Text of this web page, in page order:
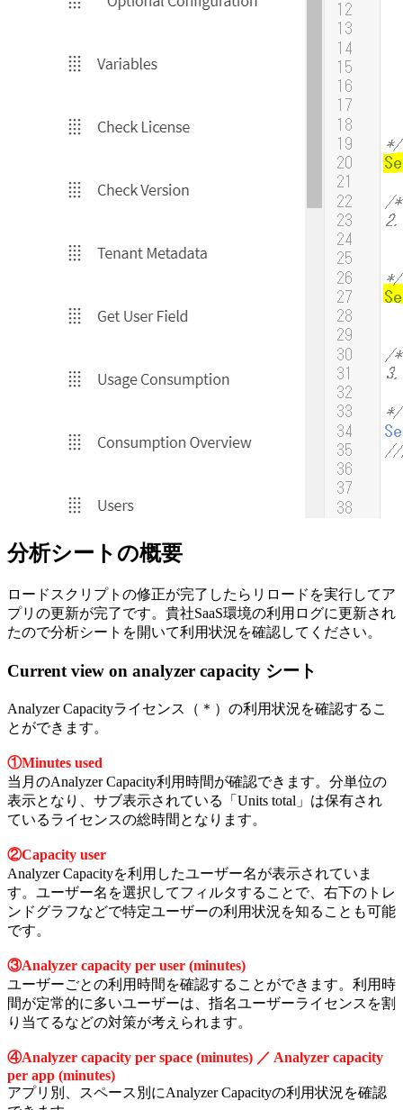
分析シートの概要
ロードスクリプトの修正が完了したらリロードを実行してア
プリの更新が完了です。貴社SaaS環境の利用ログに更新され
たので分析シートを開いて利用状況を確認してください。
Current view on analyzer capacity シート
Analyzer Capacityライセンス（＊）の利用状況を確認するこ
とができます。
①Minutes used
当月のAnalyzer Capacity利用時間が確認できます。分単位の
表示となり、サブ表示されている「Units total」は保有され
ているライセンスの総時間となります。
②Capacity user
Analyzer Capacityを利用したユーザー名が表示されていま
す。ユーザー名を選択してフィルタすることで、右下のトレ
ンドグラフなどで特定ユーザーの利用状況を知ることも可能
です。
③Analyzer capacity per user (minutes)
ユーザーごとの利用時間を確認することができます。利用時
間が定常的に多いユーザーは、指名ユーザーライセンスを割
り当てるなどの対策が考えられます。
④Analyzer capacity per space (minutes) ／ Analyzer capacity
per app (minutes)
アプリ別、スペース別にAnalyzer Capacityの利用状況を確認